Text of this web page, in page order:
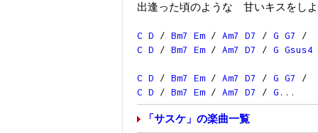
出逢った頃のような 甘いキスをしよ
C D / Bm7 Em / Am7 D7 / G G7
/
C D / Bm7 Em / Am7 D7 / G Gsus4
C D / Bm7 Em / Am7 D7 / G G7
/
C D / Bm7 Em / Am7 D7 / G ...
「サスケ」の楽曲一覧